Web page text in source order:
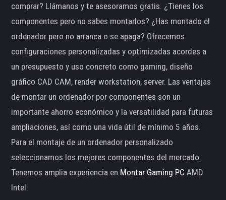
comprar? Llámanos y te asesoramos gratis. ¿Tienes los
componentes pero no sabes montarlos? ¿Has montado el
ordenador pero no arranca o se apaga? Ofrecemos
configuraciones personalizadas y optimizadas acordes a
un presupuesto y uso concreto como gaming, diseño
gráfico CAD CAM, render workstation, server. Las ventajas
de montar un ordenador por componentes son un
importante ahorro económico y la versatilidad para futuras
ampliaciones, así como una vida útil de mínimo 5 años.
Para el montaje de un ordenador personalizado
seleccionamos los mejores componentes del mercado.
Tenemos amplia experiencia en Montar Gaming PC AMD
Intel.